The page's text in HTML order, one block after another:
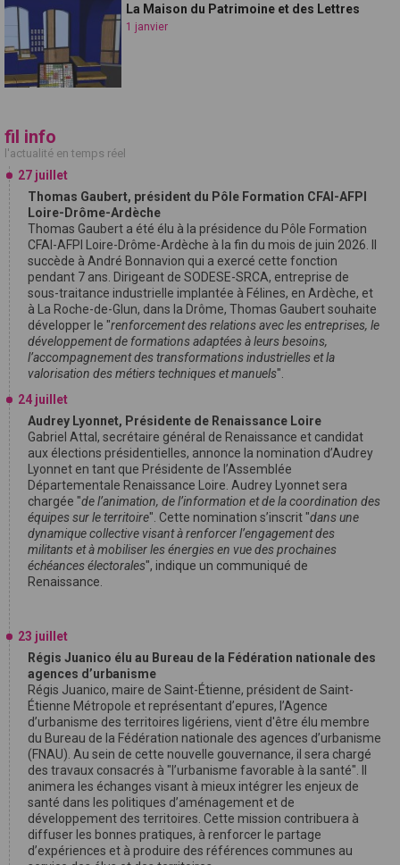
La Maison du Patrimoine et des Lettres
1 janvier
fil info
l'actualité en temps réel
27 juillet
Thomas Gaubert, président du Pôle Formation CFAI-AFPI
Loire-Drôme-Ardèche
Thomas Gaubert a été élu à la présidence du Pôle Formation
CFAI-AFPI Loire-Drôme-Ardèche à la fin du mois de juin 2026. Il
succède à André Bonnavion qui a exercé cette fonction
pendant 7 ans. Dirigeant de SODESE-SRCA, entreprise de
sous-traitance industrielle implantée à Félines, en Ardèche, et
à La Roche-de-Glun, dans la Drôme, Thomas Gaubert souhaite
développer le "renforcement des relations avec les entreprises, le
développement de formations adaptées à leurs besoins,
l’accompagnement des transformations industrielles et la
valorisation des métiers techniques et manuels".
24 juillet
Audrey Lyonnet, Présidente de Renaissance Loire
Gabriel Attal, secrétaire général de Renaissance et candidat
aux élections présidentielles, annonce la nomination d’Audrey
Lyonnet en tant que Présidente de l’Assemblée
Départementale Renaissance Loire. Audrey Lyonnet sera
chargée "de l’animation, de l’information et de la coordination des
équipes sur le territoire". Cette nomination s’inscrit "dans une
dynamique collective visant à renforcer l’engagement des
militants et à mobiliser les énergies en vue des prochaines
échéances électorales", indique un communiqué de
Renaissance.
23 juillet
Régis Juanico élu au Bureau de la Fédération nationale des
agences d’urbanisme
Régis Juanico, maire de Saint-Étienne, président de Saint-
Étienne Métropole et représentant d’epures, l’Agence
d’urbanisme des territoires ligériens, vient d'être élu membre
du Bureau de la Fédération nationale des agences d’urbanisme
(FNAU). Au sein de cette nouvelle gouvernance, il sera chargé
des travaux consacrés à "l’urbanisme favorable à la santé". Il
animera les échanges visant à mieux intégrer les enjeux de
santé dans les politiques d’aménagement et de
développement des territoires. Cette mission contribuera à
diffuser les bonnes pratiques, à renforcer le partage
d’expériences et à produire des références communes au